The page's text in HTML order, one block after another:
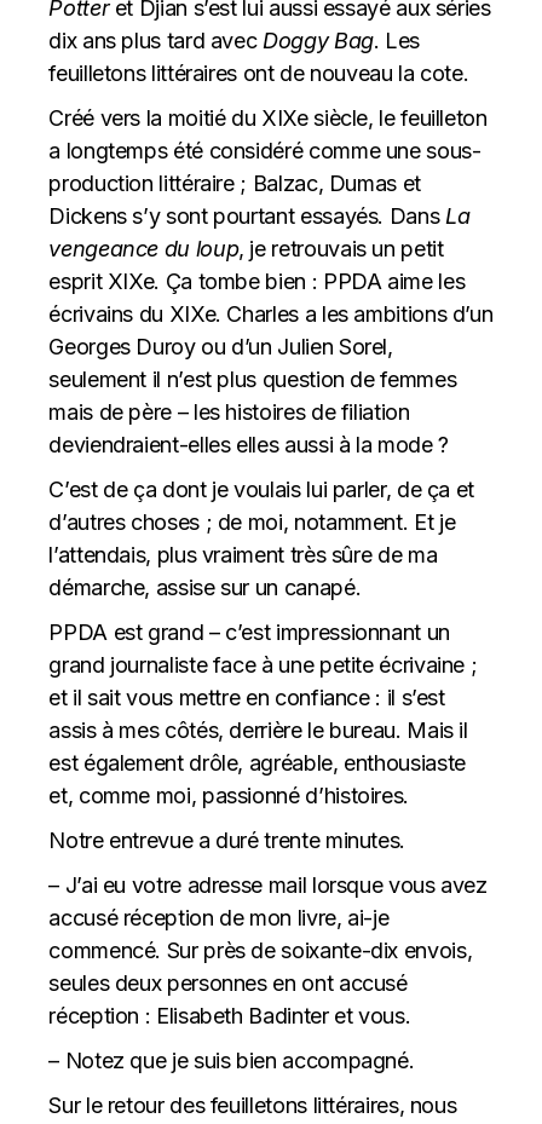
Potteret Djian s’est lui aussi essayé aux séries
dix ans plus tard avecDoggy Bag. Les
feuilletons littéraires ont de nouveau la cote.
Créé vers la moitié du XIXe siècle, le feuilleton
a longtemps été considéré comme une sous-
production littéraire ; Balzac, Dumas et
Dickens s’y sont pourtant essayés. DansLa
vengeance du loup, je retrouvais un petit
esprit XIXe. Ça tombe bien : PPDA aime les
écrivains du XIXe. Charles a les ambitions d’un
Georges Duroy ou d’un Julien Sorel,
seulement il n’est plus question de femmes
mais de père – les histoires de filiation
deviendraient-elles elles aussi à la mode ?
C’est de ça dont je voulais lui parler, de ça et
d’autres choses ; de moi, notamment. Et je
l’attendais, plus vraiment très sûre de ma
démarche, assise sur un canapé.
PPDA est grand – c’est impressionnant un
grand journaliste face à une petite écrivaine ;
et il sait vous mettre en confiance : il s’est
assis à mes côtés, derrière le bureau. Mais il
est également drôle, agréable, enthousiaste
et, comme moi, passionné d’histoires.
Notre entrevue a duré trente minutes.
– J’ai eu votre adresse mail lorsque vous avez
accusé réception de mon livre, ai-je
commencé. Sur près de soixante-dix envois,
seules deux personnes en ont accusé
réception : Elisabeth Badinter et vous.
– Notez que je suis bien accompagné.
Sur le retour des feuilletons littéraires, nous